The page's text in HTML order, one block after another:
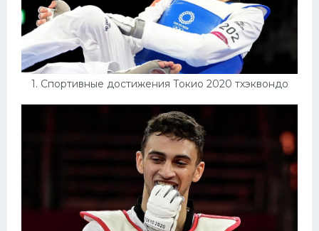
1. Спортивные достижения Токио 2020 тхэквондо
Категории Фото
Много картинок...
Футбол
Тренажеры
Интерьеры квартир